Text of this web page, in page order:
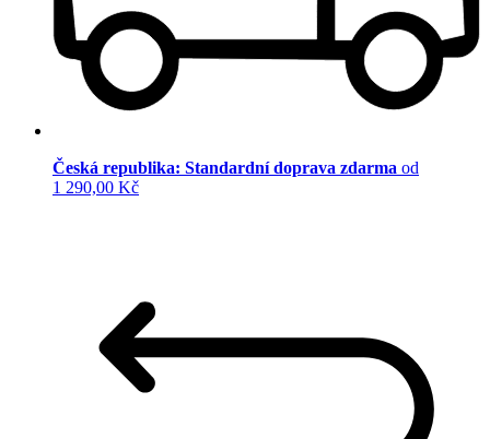
Česká republika: Standardní doprava zdarma od
1 290,00 Kč